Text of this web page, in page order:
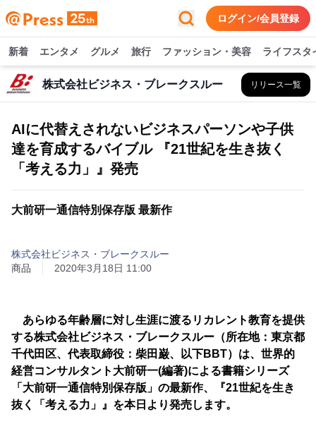
ログイン/会員登録
新着 エンタメ グルメ 旅行 ファッション・美容 ライフスタ
株式会社ビジネス・ブレークスルー リリース一覧
AIに代替えされないビジネスパーソンや子供
達を育成するバイブル 『21世紀を生き抜く
「考える力」』発売
大前研一通信特別保存版 最新作
株式会社ビジネス・ブレークスルー
商品
2020年3月18日 11:00
あらゆる年齢層に対し生涯に渡るリカレント教育を提供
する株式会社ビジネス・ブレークスルー（所在地：東京都
千代田区、代表取締役：柴田巌、以下BBT）は、世界的
経営コンサルタント大前研一(編著)による書籍シリーズ
「大前研一通信特別保存版」の最新作、『21世紀を生き
抜く「考える力」』を本日より発売します。